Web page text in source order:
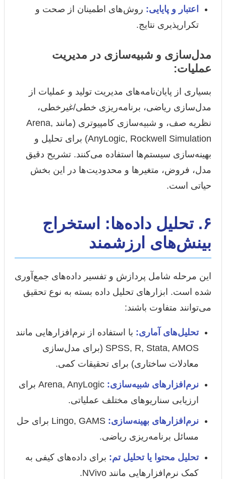
اعتبار و پایایی: روش‌های اطمینان از صحت و
تکرارپذیری نتایج.
مدل‌سازی و شبیه‌سازی در مدیریت
عملیات:
بسیاری از پایان‌نامه‌های مدیریت تولید و عملیات از
مدل‌سازی ریاضی، برنامه‌ریزی خطی/غیرخطی،
نظریه صف، و شبیه‌سازی کامپیوتری (مانند Arena,
AnyLogic, Rockwell Simulation) برای تحلیل و
بهینه‌سازی سیستم‌ها استفاده می‌کنند. تشریح دقیق
مدل، فروض، متغیرها و محدودیت‌ها در این بخش
حیاتی است.
۶. تحلیل داده‌ها: استخراج
بینش‌های ارزشمند
این مرحله شامل پردازش و تفسیر داده‌های جمع‌آوری
شده است. ابزارهای تحلیل داده بسته به نوع تحقیق
می‌توانند متفاوت باشند:
تحلیل‌های آماری: با استفاده از نرم‌افزارهایی مانند
SPSS, R, Stata, AMOS (برای مدل‌سازی
معادلات ساختاری) برای تحقیقات کمی.
نرم‌افزارهای شبیه‌سازی:
Arena, AnyLogic برای
ارزیابی سناریوهای مختلف عملیاتی.
نرم‌افزارهای بهینه‌سازی:
Lingo, GAMS برای حل
مسائل برنامه‌ریزی ریاضی.
تحلیل محتوا یا تحلیل تم: برای داده‌های کیفی به
کمک نرم‌افزارهایی مانند NVivo.